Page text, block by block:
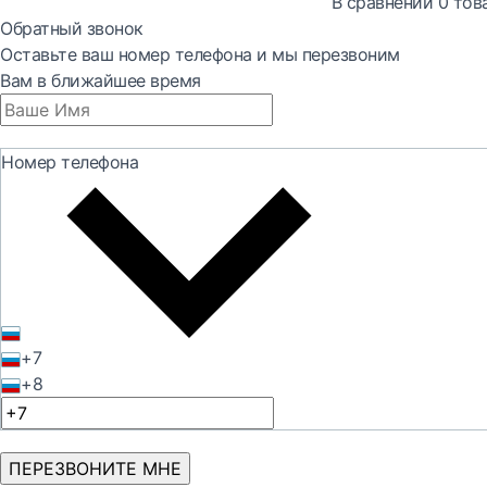
Обратный звонок
Оставьте ваш номер телефона и мы перезвоним
Вам в ближайшее время
Номер телефона
+7
+8
ПЕРЕЗВОНИТЕ МНЕ